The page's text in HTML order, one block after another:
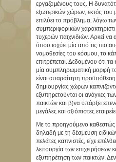
εργαζομένους τους. Η
εξωτερικών χώρων, εκτός του
επιλύει το πρόβλημα, λόγω
συμπεριφορικών
τυχερών παιχνιδιών. Αρκεί να
όπου ισχύει μία από τις πιο
νομοθεσίες του κόσμου, το
επιτρέπεται. Δεδομένου ότι τα
μία συμπληρωματική μορφή
είναι απαραίτητη
δημιουργίας χώρων
εξυπηρετούνται οι ανάγκες
παικτών και β)να υπάρξει
μεγάλες και αξιόπιστες
Με το προηγούμενο
δηλαδή με τη δέσμευση
πελάτες καπνιστές, είχε
λειτουργία των επιχειρήσεων
εξυπηρέτηση των παικτών.